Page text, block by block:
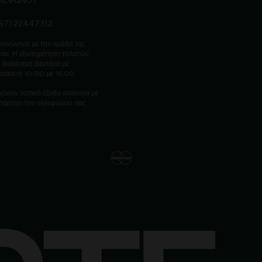
22447312
με την ομάδα της
Η εξυπηρέτηση πελατών
διαθέσιμη Δευτέρα με
10:00 με 16:00.
τοπικά έξοδα ανάλογα με
του τηλεφώνου σας.